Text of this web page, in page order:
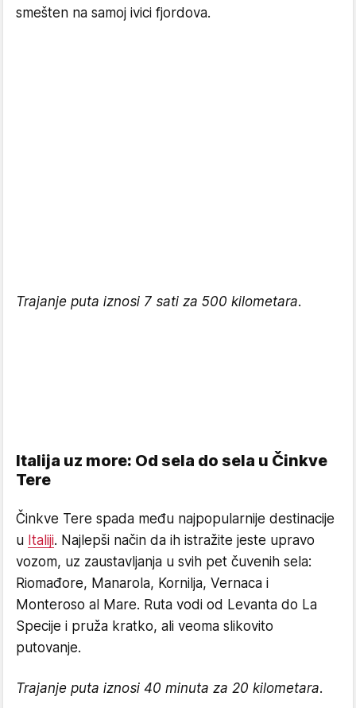
smešten na samoj ivici fjordova.
Trajanje puta iznosi 7 sati za 500 kilometara.
Italija uz more: Od sela do sela u Činkve
Tere
Činkve Tere spada među najpopularnije destinacije
u Italiji. Najlepši način da ih istražite jeste upravo
vozom, uz zaustavljanja u svih pet čuvenih sela:
Riomađore, Manarola, Kornilja, Vernaca i
Monteroso al Mare. Ruta vodi od Levanta do La
Specije i pruža kratko, ali veoma slikovito
putovanje.
Trajanje puta iznosi 40 minuta za 20 kilometara.